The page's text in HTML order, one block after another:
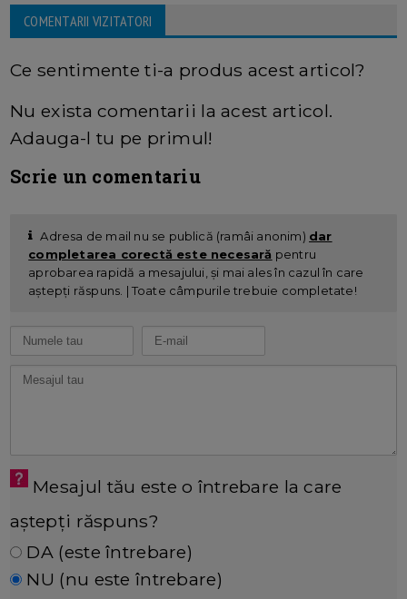
COMENTARII VIZITATORI
Ce sentimente ti-a produs acest articol?
Nu exista comentarii la acest articol.
Adauga-l tu pe primul!
Scrie un comentariu
Adresa de mail nu se publică (ramâi anonim) dar
completarea corectă este necesară pentru
aprobarea rapidă a mesajului, și mai ales în cazul în care
aștepți răspuns. | Toate câmpurile trebuie completate!
Mesajul tău este o întrebare la care
aștepți răspuns?
DA (este întrebare)
NU (nu este întrebare)